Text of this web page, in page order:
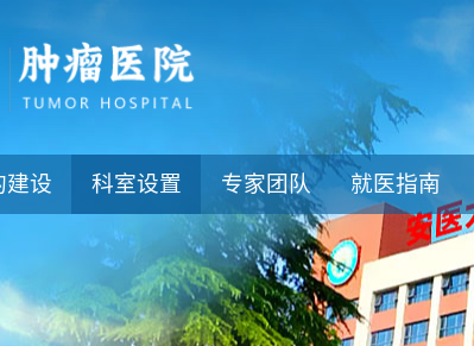
建设 科室设置 专家团队 就医指南